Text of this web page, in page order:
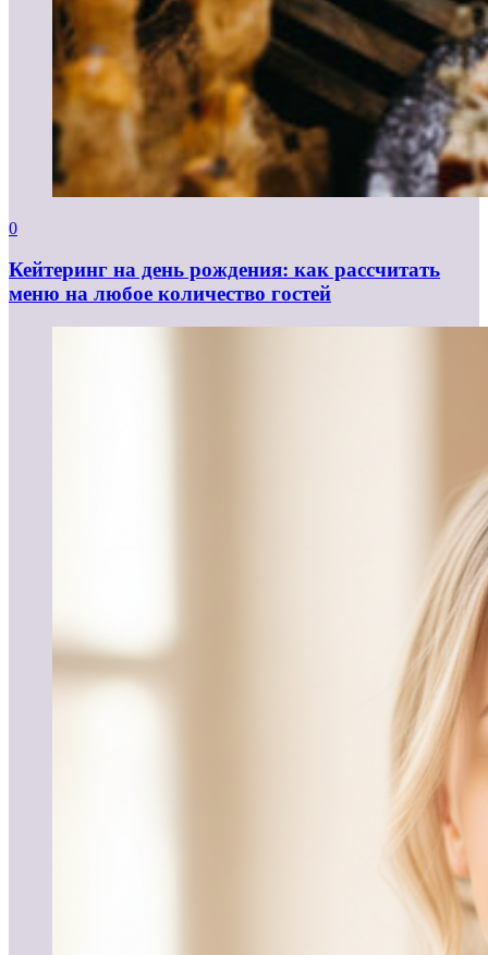
0
Кейтеринг на день рождения: как рассчитать
меню на любое количество гостей